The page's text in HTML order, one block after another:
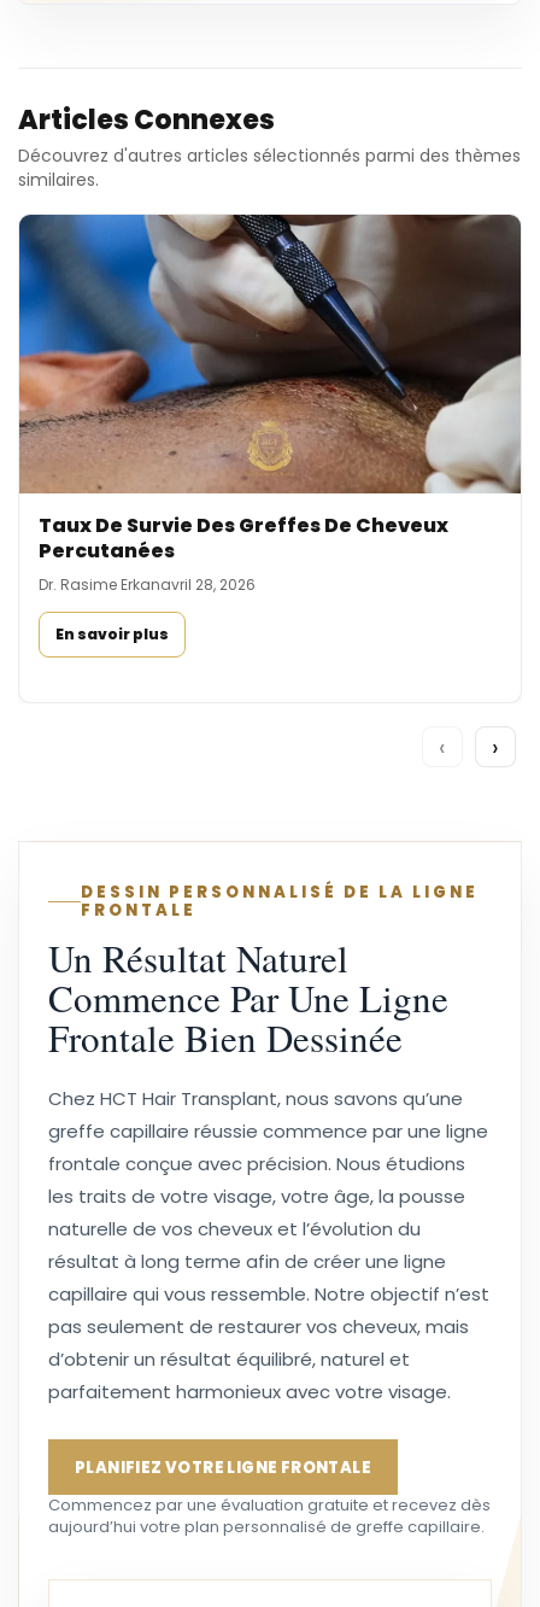
Articles Connexes
Découvrez d'autres articles sélectionnés parmi des thèmes
similaires.
Taux De Survie Des Greffes De Cheveux
Percutanées
Dr. Rasime Erkanavril 28, 2026
En savoir plus
‹ ›
DESSIN PERSONNALISÉ DE LA LIGNE
FRONTALE
Un Résultat Naturel
Commence Par Une Ligne
Frontale Bien Dessinée
Chez HCT Hair Transplant, nous savons qu’une
greffe capillaire réussie commence par une ligne
frontale conçue avec précision. Nous étudions
les traits de votre visage, votre âge, la pousse
naturelle de vos cheveux et l’évolution du
résultat à long terme afin de créer une ligne
capillaire qui vous ressemble. Notre objectif n’est
pas seulement de restaurer vos cheveux, mais
d’obtenir un résultat équilibré, naturel et
parfaitement harmonieux avec votre visage.
PLANIFIEZ VOTRE LIGNE FRONTALE
Commencez par une évaluation gratuite et recevez dès
aujourd’hui votre plan personnalisé de greffe capillaire.